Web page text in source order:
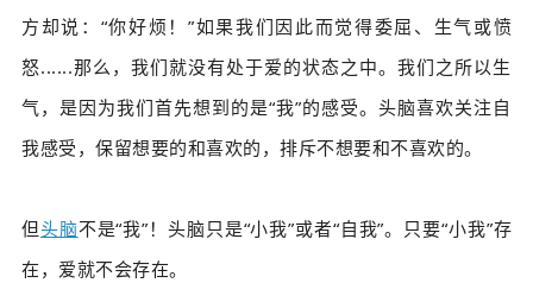
方却说：“你好烦！”如果我们因此而觉得委屈、生气或愤
怒......那么，我们就没有处于爱的状态之中。我们之所以生
气，是因为我们首先想到的是“我”的感受。头脑喜欢关注自
我感受，保留想要的和喜欢的，排斥不想要和不喜欢的。
但头脑不是“我”！头脑只是“小我”或者“自我”。只要“小我”存
在，爱就不会存在。